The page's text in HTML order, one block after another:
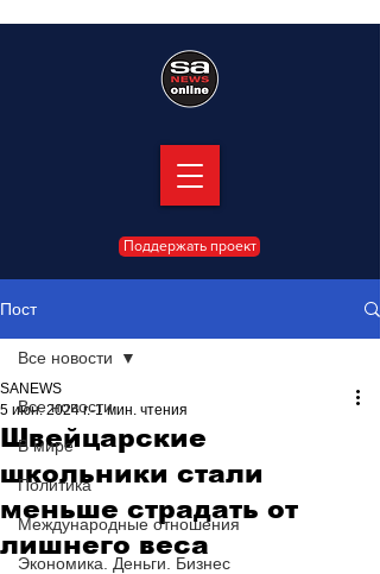
Поддержать проект
Пост
Все новости
В мире
Политика
Международные отношения
Экономика. Деньги. Бизнес
Все новости
Швейцарские
школьники стали
меньше страдать от
лишнего веса
SANEWS
5 июн. 2024 г. 1 мин. чтения